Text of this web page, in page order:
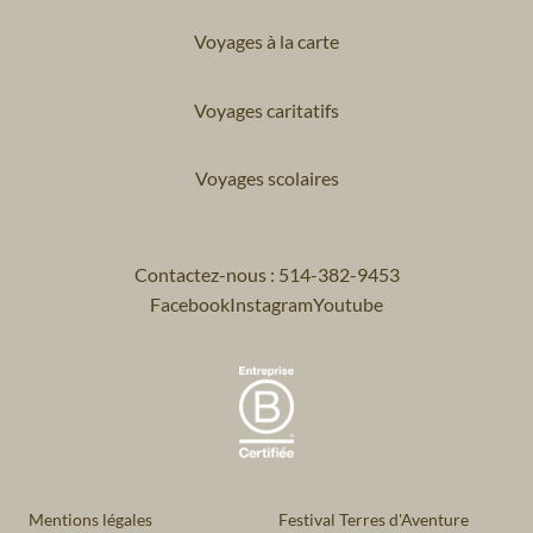
Voyages à la carte
Voyages caritatifs
Voyages scolaires
Contactez-nous : 514-382-9453
FacebookInstagramYoutube
Mentions légales Festival Terres d'Aventure